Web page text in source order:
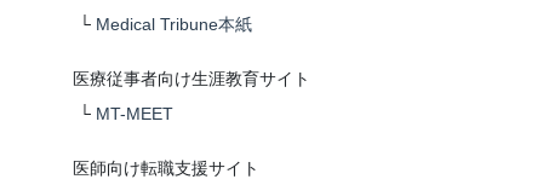
└ Medical Tribune本紙
医療従事者向け生涯教育サイト
└ MT-MEET
医師向け転職支援サイト